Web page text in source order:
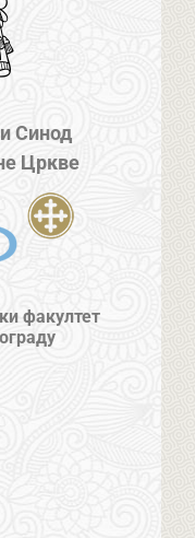
Синод
Цркве
факултет